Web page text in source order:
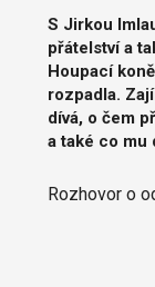
S Jirkou
přátelství a
Houpací
rozpadla.
dívá, o čem
a také co mu
Rozhovor o